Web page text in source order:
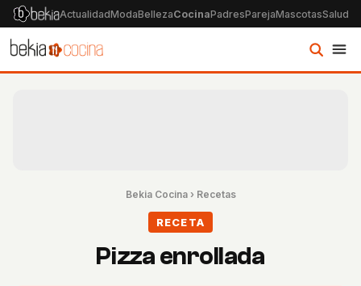
ActualidadModaBellezaCocinaPadresParejaMascotasSalud
Bekia Cocina› Recetas
RECETA
Pizza enrollada